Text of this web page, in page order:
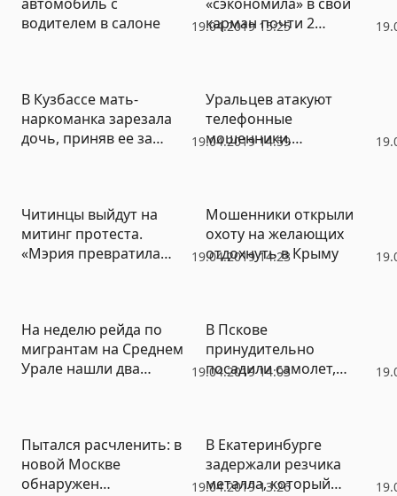
19.04.2019 15:25
водителем в салоне
карман почти 2
19.04.2019 14:59
В Кузбассе мать-
наркоманка зарезала
дочь, приняв ее за
Уральцев атакуют
телефонные
мошенники,
19.04.2019 14:23
Читинцы выйдут на
митинг протеста.
«Мэрия превратила
Мошенники открыли
охоту на желающих
отдохнуть в Крыму
19.04.2019 14:03
На неделю рейда по
мигрантам на Среднем
Урале нашли два
В Пскове
принудительно
посадили самолет,
19.04.2019 13:26
Пытался расчленить: в
новой Москве
обнаружен
В Екатеринбурге
задержали резчика
металла, который